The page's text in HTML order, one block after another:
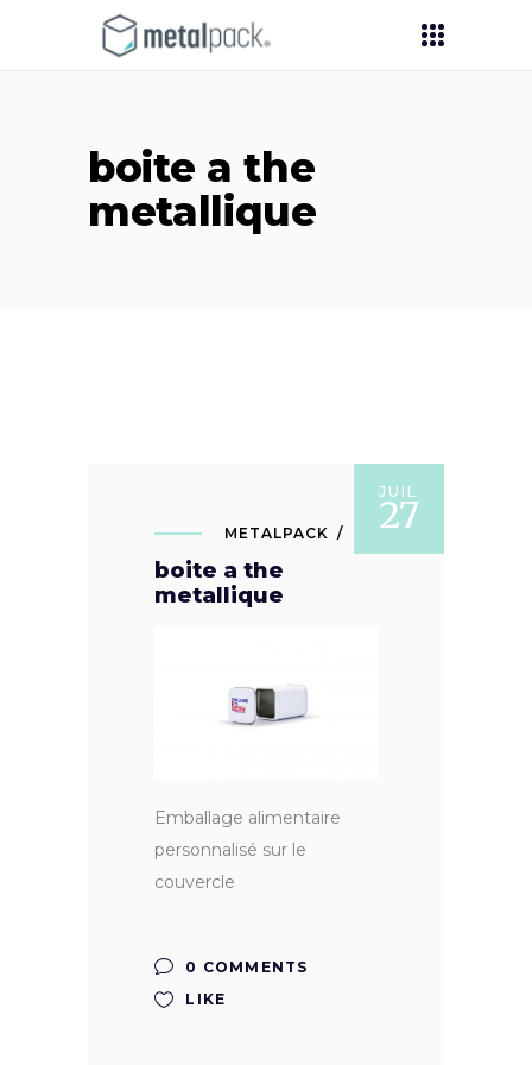
boite a the
metallique
JUIL
27
METALPACK
boite a the
metallique
Emballage alimentaire
personnalisé sur le
couvercle
0 COMMENTS
LIKE